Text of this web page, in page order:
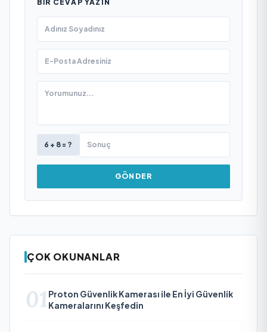
BIR CEVAP YAZIN
6 + 8 = ?
GÖNDER
ÇOK OKUNANLAR
01 Proton Güvenlik Kamerası ile En İyi Güvenlik
Kameralarını Keşfedin